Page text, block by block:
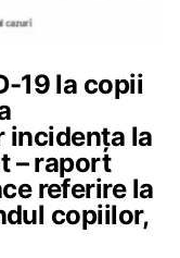
19 la copii
incidența la
– raport
referire la
copiilor,